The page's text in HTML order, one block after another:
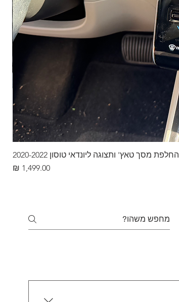
החלפת מסך טאץ' ותצוגה ליונדאי טוסון 2020-2022
מחיר